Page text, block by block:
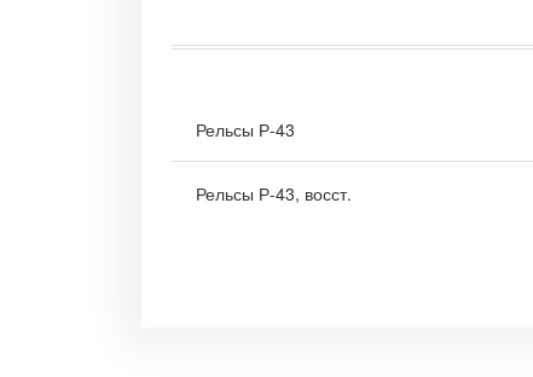
Рельсы Р-43
Рельсы Р-43, восст.